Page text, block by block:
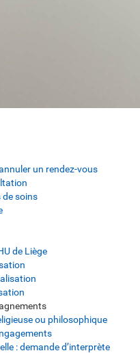
un rendez-vous
de soins
de Liège
ou philosophique
: demande d’interprète